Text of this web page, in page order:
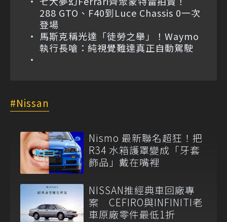
288 GTO、F40到Luce Chassis 0一次
登場
馬斯克稱光達「徒勞之舉」！Waymo
執行長嗆：純視覺難達真正自動駕駛
Nissan
Nismo 最新聯名超狂！把
R34 水箱護罩變成「牙套
飾品」戴在嘴裡
NISSAN推經典車回廠專
案 CEFIRO與INFINITI老
車原廠零件最低1折